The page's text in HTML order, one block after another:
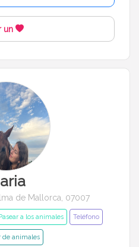
un
de Mallorca, 07007
a los animales Teléfono
de animales